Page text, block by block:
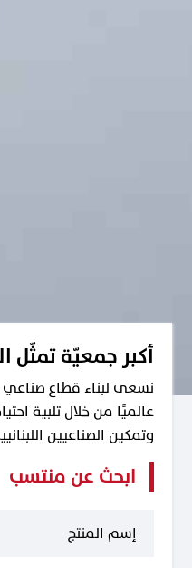
أكبر جمعيّة تمثّل
نسعى لبناء قطاع
عالميًا من خلال تلبية
وتمكين الصناعيين
ابحث عن منتسب